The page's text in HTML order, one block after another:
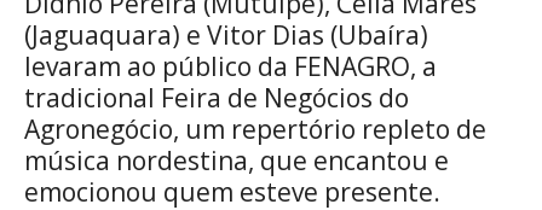
(Jaguaquara) e Vitor Dias (Ubaíra)
levaram ao público da FENAGRO, a
tradicional Feira de Negócios do
Agronegócio, um repertório repleto de
música nordestina, que encantou e
emocionou quem esteve presente.